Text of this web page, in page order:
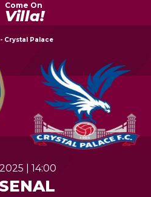
Come On
Villa!
Crystal Palace
| 14:00